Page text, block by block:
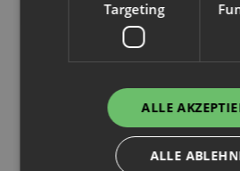
Weitspannregal,
Grundsystem
H 3,0 m | L 2,6 m | T 0,6 m
H
Targeting
ALLE
ALLE